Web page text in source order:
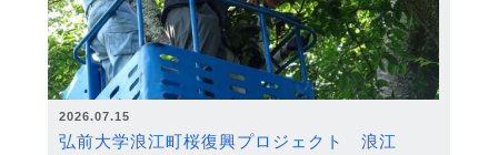
2026.07.15
弘前大学浪江町桜復興プロジェクト 浪江